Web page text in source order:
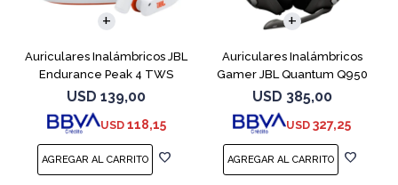
Auriculares Inalámbricos JBL
Endurance Peak 4 TWS
Blanco
USD 139,00
USD 118,15
Auriculares Inalámbricos
Gamer JBL Quantum Q950
Negro
USD 385,00
USD 327,25